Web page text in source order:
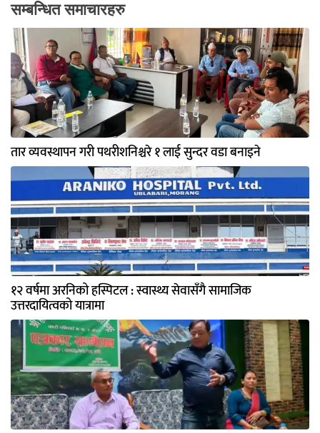
सम्बन्धित समाचारहरु
तार व्यवस्थापन गरी पथरीशनिश्चरे १ लाई सुन्दर वडा बनाइने
१२ वर्षमा अरनिको हस्पिटल : स्वास्थ्य सेवासँगै सामाजिक
उत्तरदायित्वको यात्रामा